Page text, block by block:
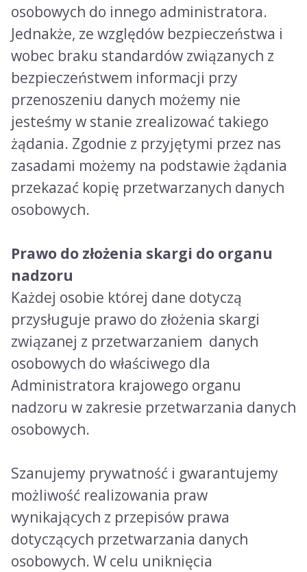
osobowych do innego administratora.
Jednakże, ze względów bezpieczeństwa i
wobec braku standardów związanych z
bezpieczeństwem informacji przy
przenoszeniu danych możemy nie
jesteśmy w stanie zrealizować takiego
żądania. Zgodnie z przyjętymi przez nas
zasadami możemy na podstawie żądania
przekazać kopię przetwarzanych danych
osobowych.
Prawo do złożenia skargi do organu
nadzoru
Każdej osobie której dane dotyczą
przysługuje prawo do złożenia skargi
związanej z przetwarzaniem danych
osobowych do właściwego dla
Administratora krajowego organu
nadzoru w zakresie przetwarzania danych
osobowych.
Szanujemy prywatność i gwarantujemy
możliwość realizowania praw
wynikających z przepisów prawa
dotyczących przetwarzania danych
osobowych. W celu uniknięcia